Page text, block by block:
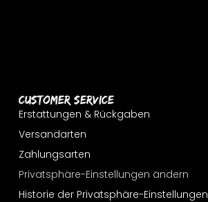
Customer Service
Erstattungen & Rückgaben
Versandarten
Zahlungsarten
Privatsphäre-Einstellungen ändern
Historie der Privatsphäre-Einstellungen